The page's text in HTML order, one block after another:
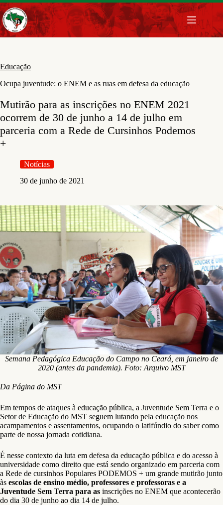
Pular
para
o
conteúdo
Educação
Ocupa juventude: o ENEM e as ruas em defesa da educação
Mutirão para as inscrições no ENEM 2021
ocorrem de 30 de junho a 14 de julho em
parceria com a Rede de Cursinhos Podemos
+
Notícias
30 de junho de 2021
Semana Pedagógica Educação do Campo no Ceará, em janeiro de
2020 (antes da pandemia). Foto: Arquivo MST
Da Página do MST
Em tempos de ataques à educação pública, a Juventude Sem Terra e o
Setor de Educação do MST seguem lutando pela educação nos
acampamentos e assentamentos, ocupando o latifúndio do saber como
parte de nossa jornada cotidiana.
É nesse contexto da luta em defesa da educação pública e do acesso à
universidade como direito que está sendo organizado em parceria com
a Rede de cursinhos Populares PODEMOS + um grande mutirão junto
às escolas de ensino médio, professores e professoras e a
Juventude Sem Terra para as inscrições no ENEM que acontecerão
do dia 30 de junho ao dia 14 de julho.